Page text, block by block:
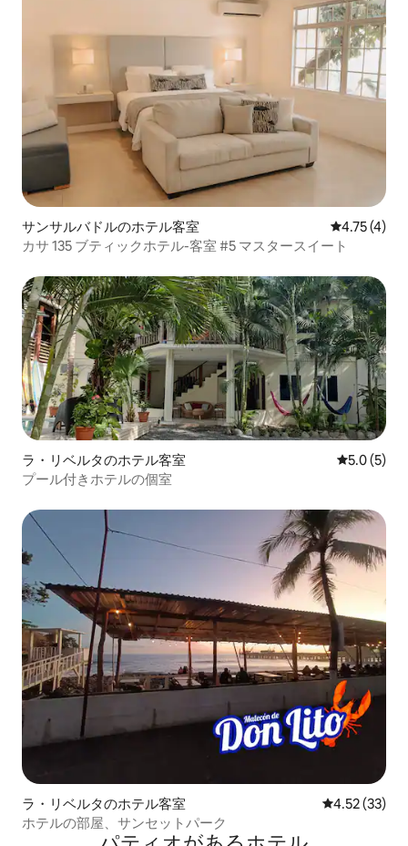
サンサルバドルのホテル客室 レビュー4
4.75 (4)
カサ 135 ブティックホテル-客室 #5 マスタースイート
ラ・リベルタのホテル客室 レビュー5
5.0 (5)
プール付きホテルの個室
ラ・リベルタのホテル客室 レビュー33
4.52 (33)
ホテルの部屋、サンセットパーク